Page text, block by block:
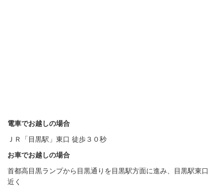
電車でお越しの場合
ＪＲ「目黒駅」東口 徒歩３０秒
お車でお越しの場合
首都高目黒ランプから目黒通りを目黒駅方面に進み、目黒駅東口
近く